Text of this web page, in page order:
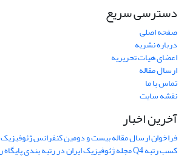
دسترسی سریع
صفحه اصلی
درباره نشریه
اعضای هیات تحریریه
ارسال مقاله
تماس با ما
نقشه سایت
آخرین اخبار
فراخوان ارسال مقاله بیست و دومین کنفرانس ژئوفیزیک